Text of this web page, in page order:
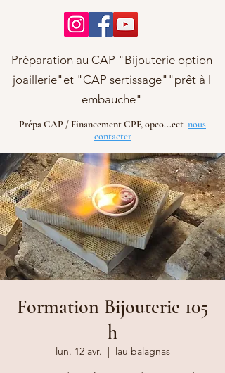
Préparation au CAP "Bijouterie option
joaillerie"et "CAP sertissage""prêt à l
embauche"
Prépa CAP / Financement CPF, opco...ect nous
contacter
Formation Bijouterie 105
h
lun. 12 avr.
  |
lau balagnas